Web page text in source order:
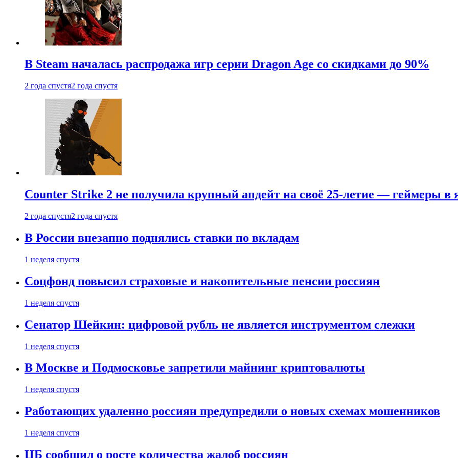
В Steam началась распродажа игр серии Dragon Age со скидками до 90%
2 года спустя2 года спустя
Counter Strike 2 не получила крупный апдейт на своё 25-летие — геймеры в
2 года спустя2 года спустя
В России внезапно поднялись ставки по вкладам
1 неделя спустя
Соцфонд повысил страховые и накопительные пенсии россиян
1 неделя спустя
Сенатор Шейкин: цифровой рубль не является инструментом слежки
1 неделя спустя
В Москве и Подмосковье запретили майнинг криптовалюты
1 неделя спустя
Работающих удаленно россиян предупредили о новых схемах мошенников
1 неделя спустя
ЦБ сообщил о росте количества жалоб россиян